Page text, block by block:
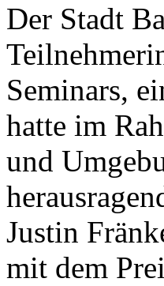
Der Stadt
Seminars,
hatte im
und
Justin
mit dem